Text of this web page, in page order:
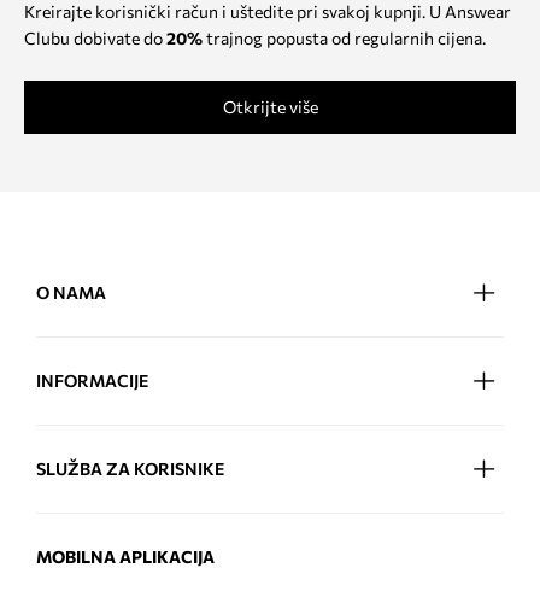
Kreirajte korisnički račun i uštedite pri svakoj kupnji. U Answear
Clubu dobivate do20%trajnog popusta od regularnih cijena.
Otkrijte više
O NAMA
INFORMACIJE
SLUŽBA ZA KORISNIKE
MOBILNA APLIKACIJA